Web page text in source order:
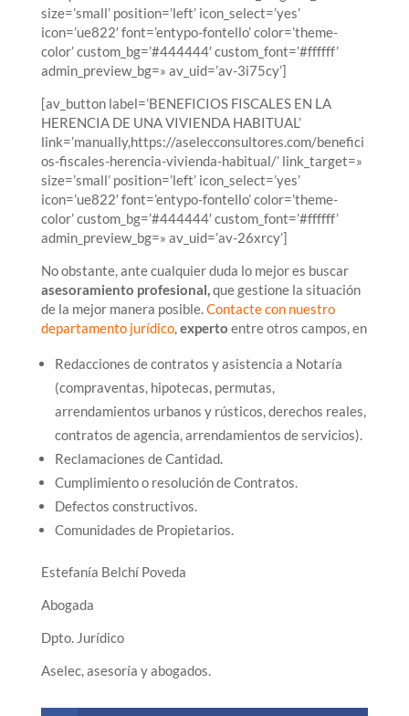
size=’small’ position=’left’ icon_select=’yes’
icon=’ue822′ font=’entypo-fontello’ color=’theme-
color’ custom_bg=’#444444′ custom_font=’#ffffff’
admin_preview_bg=» av_uid=’av-3i75cy’]
[av_button label=’BENEFICIOS FISCALES EN LA
HERENCIA DE UNA VIVIENDA HABITUAL’
link=’manually,https://aselecconsultores.com/benefici
os-fiscales-herencia-vivienda-habitual/’ link_target=»
size=’small’ position=’left’ icon_select=’yes’
icon=’ue822′ font=’entypo-fontello’ color=’theme-
color’ custom_bg=’#444444′ custom_font=’#ffffff’
admin_preview_bg=» av_uid=’av-26xrcy’]
No obstante, ante cualquier duda lo mejor es buscar
asesoramiento profesional,que gestione la situación
de la mejor manera posible.Contacte con nuestro
departamento jurídico,experto entre otros campos, en
Redacciones de contratos y asistencia a Notaría
(compraventas, hipotecas, permutas,
arrendamientos urbanos y rústicos, derechos reales,
contratos de agencia, arrendamientos de servicios).
Reclamaciones de Cantidad.
Cumplimiento o resolución de Contratos.
Defectos constructivos.
Comunidades de Propietarios.
Estefanía Belchí Poveda
Abogada
Dpto. Jurídico
Aselec, asesoría y abogados.